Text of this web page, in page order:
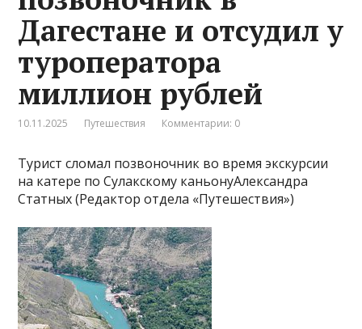
Дагестане и отсудил у
туроператора
миллион рублей
10.11.2025 Путешествия Комментарии: 0
Турист сломал позвоночник во время экскурсии
на катере по Сулакскому каньонуАлександра
Статных (Редактор отдела «Путешествия»)